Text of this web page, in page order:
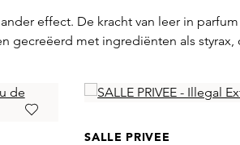
effect. De kracht van leer in
gecreëerd met ingrediënten als
SALLE PRIVEE